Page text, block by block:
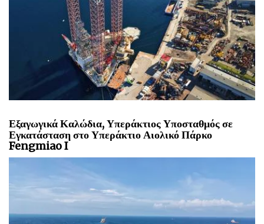
Εξαγωγικά Καλώδια, Υπεράκτιος Υποσταθμός σε
Εγκατάσταση στο Υπεράκτιο Αιολικό Πάρκο
Fengmiao I